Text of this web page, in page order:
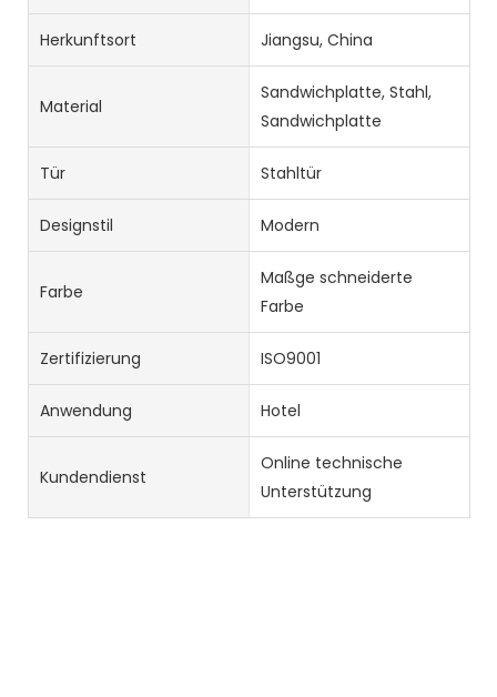
Herkunftsort Jiangsu, China
Material
Sandwichplatte, Stahl,
Sandwichplatte
Tür Stahltür
Designstil Modern
Farbe
Maßge schneiderte
Farbe
Zertifizierung ISO9001
Anwendung Hotel
Kundendienst
Online technische
Unterstützung